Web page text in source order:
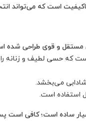
است که می‌تواند
مستقل و قوی طراحی شده
که حسی لطیف و زنانه را
شادابی می‌بخشد.
ساده است؛ کافی است